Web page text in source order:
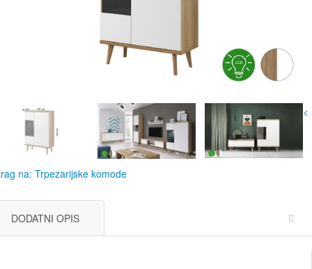
<
na: Trpezarijske komode
DODATNI OPIS